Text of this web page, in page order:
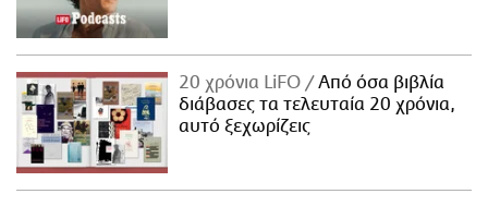
20 χρόνια LiFO
Από όσα βιβλία
διάβασες τα τελευταία 20 χρόνια,
αυτό ξεχωρίζεις